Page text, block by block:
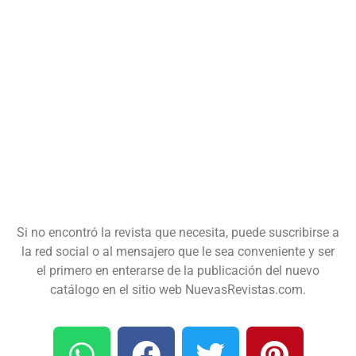
Si no encontró la revista que necesita, puede suscribirse a
la red social o al mensajero que le sea conveniente y ser
el primero en enterarse de la publicación del nuevo
catálogo en el sitio web NuevasRevistas.com.